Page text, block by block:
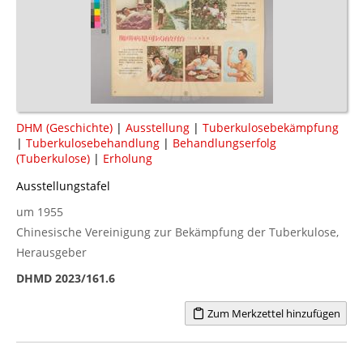
DHM (Geschichte) | Ausstellung | Tuberkulosebekämpfung
| Tuberkulosebehandlung | Behandlungserfolg
(Tuberkulose) | Erholung
Ausstellungstafel
um 1955
Chinesische Vereinigung zur Bekämpfung der Tuberkulose,
Herausgeber
DHMD 2023/161.6
Zum Merkzettel hinzufügen